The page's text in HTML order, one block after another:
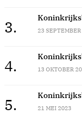
3. 23
4. 13 OKTOBER
5. 21 MEI 2023